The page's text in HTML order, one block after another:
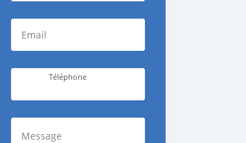
Email
Téléphone
Message